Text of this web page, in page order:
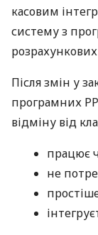
касовим
систему з
Після змін у
програмних
відміну від
працює
не